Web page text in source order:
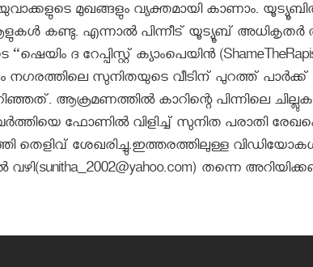
മുഖങ്ങളും വ്യക്തമായി കാണാം.
കണ്ടു. എന്നാല്‍ പിന്നീട് യൂട്യൂബ്
ദ റേപ്പിസ്റ്റ് ക്യാംപെയിന്‍
നഗരത്തിലെ സുനിതയുടെ വീടിന് പുറത്ത് പാര്‍ക്ക്
ആക്രമണത്തില്‍ കാറിന്റെ പിന്നിലെ
ഫോണില്‍ വിളിച്ച് സുനിത പരാതി
ശേഖരിച്ചു.ഇത്തരത്തിലുള്ള
തന്നെ